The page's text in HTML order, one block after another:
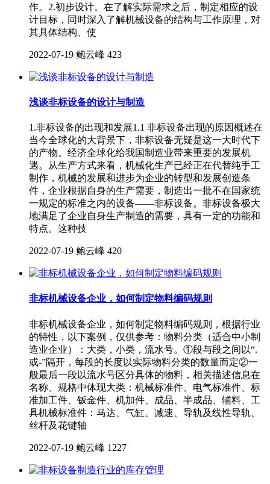
作。2.初步设计。在了解实际需求之后，制定相应的设
计⽬标，同时深⼊了解机械设备的结构与⼯作原理，对
其具体结构、使
2022-07-19 鲍云峰 423
浅谈非标设备的设计与制造
1.非标设备的出现和发展1.1 非标设备出现的原因概述在
当今全球化的大背景下，非标设备无疑是这一大时代下
的产物。经济全球化给我国制造业带来重要的发展机
遇。从生产方式来看，机械化生产已经正在代替纯手工
制作，机械的发展和进步为企业的转型和发展创造条
件，企业根据自身的生产需要，制造出一批不在国家统
一规定的标准之内的设备——非标设备。非标设备极大
地满足了企业自身生产制造的需要，具有一定的功能和
特点。这种技
2022-07-19 鲍云峰 420
非标机械设备企业，如何制定物料编码规则
非标机械设备企业，如何制定物料编码规则，根据行业
的特性，以下案例，仅供参考：物料分类（适合中小制
造业企业）：大类，小类，流水号。①段与段之间以“.
或-”隔开，每段的长度以实际物料分类的数量而定②一
般最后一段以流水号区分具体的物料，相关描述信息在
名称、规格中体现大类：机械标准件、电气标准件、标
准加工件、钣金件、机加件、成品、半成品、辅料、工
具机械标准件：马达、气缸、减速、导轨及线性导轨、
丝杆及花键轴
2022-07-19 鲍云峰 1227